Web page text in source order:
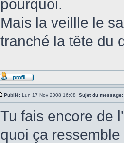
pourquoi.
Mais la veillle le
tranché la tête du
Publié: Lun 17 Nov 2008 16:08 Sujet du message:
Tu fais encore de
quoi ça ressemble